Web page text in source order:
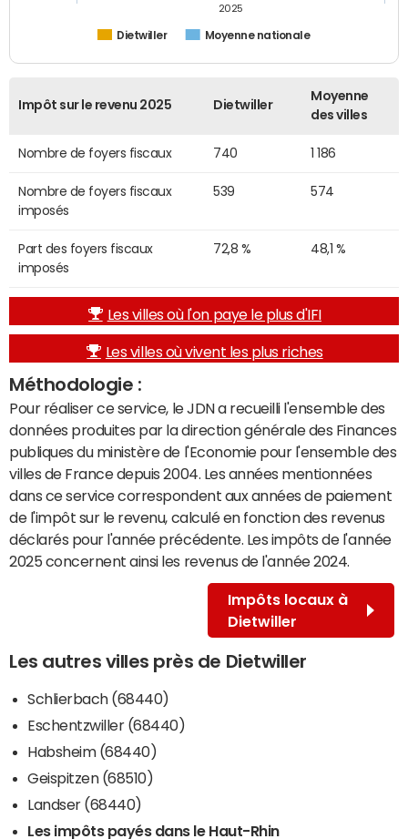
Dietwiller Moyenne nationale
2025
Impôt sur le revenu 2025 Dietwiller
Moyenne
des villes
Nombre de foyers fiscaux 740 1 186
Nombre de foyers fiscaux
imposés
539 574
Part des foyers fiscaux
imposés
72,8 % 48,1 %
Les villes où l'on paye le plus d'IFI
Les villes où vivent les plus riches
Méthodologie :
Pour réaliser ce service, le JDN a recueilli l'ensemble des
données produites par la direction générale des Finances
publiques du ministère de l'Economie pour l'ensemble des
villes de France depuis 2004. Les années mentionnées
dans ce service correspondent aux années de paiement
de l'impôt sur le revenu, calculé en fonction des revenus
déclarés pour l'année précédente. Les impôts de l'année
2025 concernent ainsi les revenus de l'année 2024.
Impôts locaux à
Dietwiller
Les autres villes près de Dietwiller
Schlierbach (68440)
Eschentzwiller (68440)
Habsheim (68440)
Geispitzen (68510)
Landser (68440)
Les impôts payés dans le Haut-Rhin